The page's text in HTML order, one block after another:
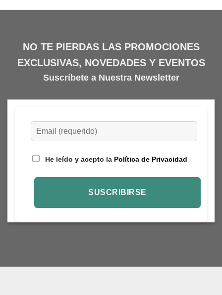
NO TE PIERDAS LAS PROMOCIONES
EXCLUSIVAS, NOVEDADES Y EVENTOS
Suscríbete a Nuestra Newsletter
He leído y acepto la Política de Privacidad